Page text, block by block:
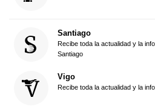
Santiago
Recibe toda la actualidad y la
Santiago
Vigo
Recibe toda la actualidad y la